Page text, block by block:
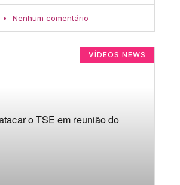
Nenhum comentário
VÍDEOS NEWS